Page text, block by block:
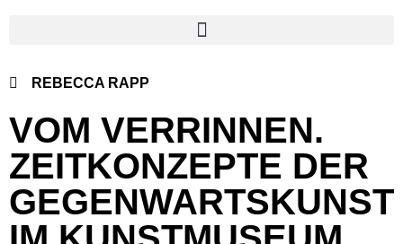
REBECCA RAPP
VOM VERRINNEN.
ZEITKONZEPTE DER
GEGENWARTSKUNST